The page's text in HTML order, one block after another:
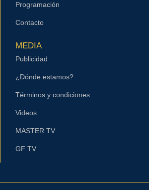
Programación
Contacto
MEDIA
Publicidad
¿Dónde estamos?
Términos y condiciones
Videos
MASTER TV
GF TV